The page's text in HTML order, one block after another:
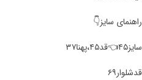
راهنمای سایز👇
سایز۴۵👈قد۴۵،پهنا۳۷
قد‌شلوار۶۹